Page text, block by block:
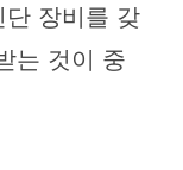
장비를 갖
는 것이 중